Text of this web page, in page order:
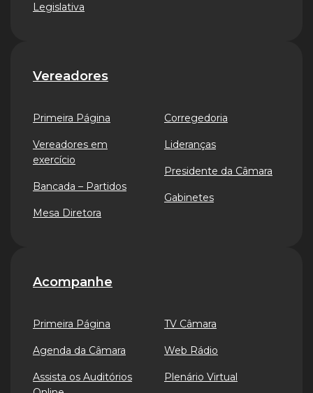
Legislativa
Vereadores
Primeira Página
Vereadores em
exercício
Bancada – Partidos
Mesa Diretora
Corregedoria
Lideranças
Presidente da Câmara
Gabinetes
Acompanhe
Primeira Página
Agenda da Câmara
Assista os Auditórios
TV Câmara
Web Rádio
Plenário Virtual